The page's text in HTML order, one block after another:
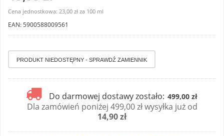
Cena jednostkowa: 23,00 zł za 100 ml
EAN: 5900588009561
Do darmowej dostawy zostało: 499,00 zł
Dla zamówień poniżej 499,00 zł wysyłka już od
14,90 zł